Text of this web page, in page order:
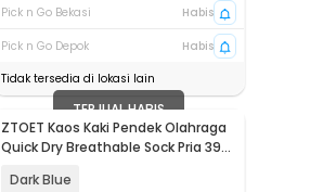
Pick n Go Bekasi
Habis
Pick n Go Depok
Habis
Tidak tersedia di lokasi lain
TERJUAL HABIS
ZTOET Kaos Kaki Pendek Olahraga
Quick Dry Breathable Sock Pria 39-
Dark Blue